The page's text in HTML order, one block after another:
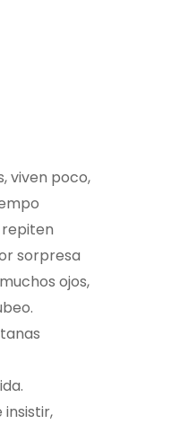
viven poco,
sorpresa
ojos,
insistir,